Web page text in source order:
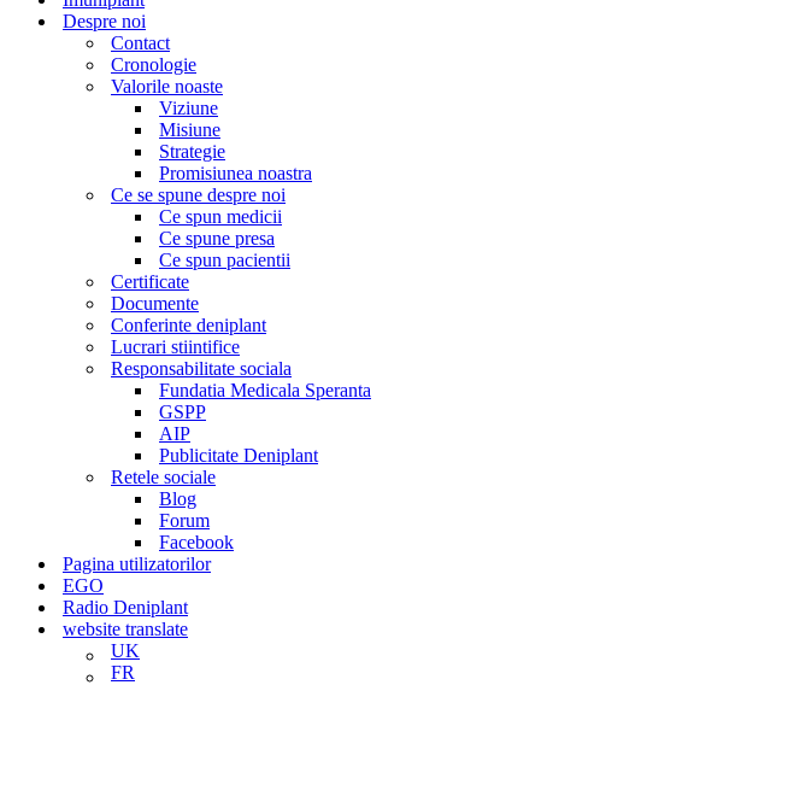
Despre noi
Contact
Cronologie
Valorile noaste
Viziune
Misiune
Strategie
Promisiunea noastra
Ce se spune despre noi
Ce spun medicii
Ce spune presa
Ce spun pacientii
Certificate
Documente
Conferinte deniplant
Lucrari stiintifice
Responsabilitate sociala
Fundatia Medicala Speranta
GSPP
AIP
Publicitate Deniplant
Retele sociale
Blog
Forum
Facebook
Pagina utilizatorilor
EGO
Radio Deniplant
website translate
UK
FR